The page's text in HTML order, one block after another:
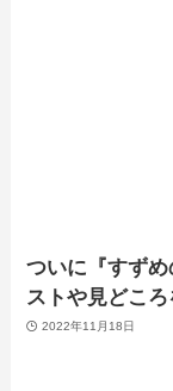
ついに『すず
ストや見どこ
2022年11月18日